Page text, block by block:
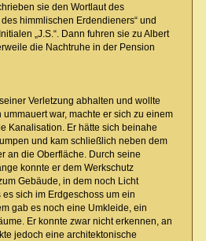
sie den Wortlaut des
himmlischen Erdendieners“ und
„J.S.“. Dann fuhren sie zu Albert
die Nachtruhe in der Pension
Verletzung abhalten und wollte
war, machte er sich zu einem
Kanalisation. Er hätte sich beinahe
und kam schließlich neben dem
an die Oberfläche. Durch seine
konnte er dem Werkschutz
Gebäude, in dem noch Licht
sich im Erdgeschoss um ein
gab es noch eine Umkleide, ein
Er konnte zwar nicht erkennen, an
jedoch eine architektonische